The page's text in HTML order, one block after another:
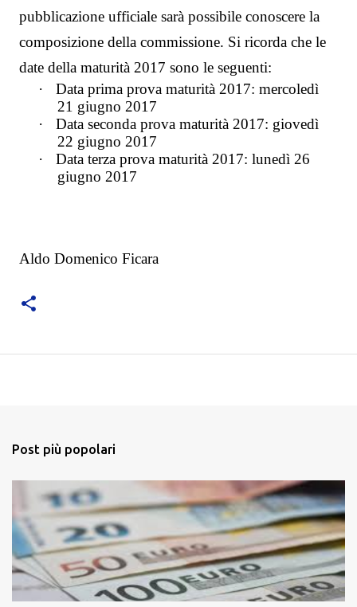
pubblicazione ufficiale sarà possibile conoscere la
composizione della commissione. Si ricorda che le
date della maturità 2017 sono le seguenti:
·
Data prima prova maturità 2017: mercoledì
21 giugno 2017
·
Data seconda prova maturità 2017: giovedì
22 giugno 2017
·
Data terza prova maturità 2017: lunedì 26
giugno 2017
Aldo Domenico Ficara
Post più popolari